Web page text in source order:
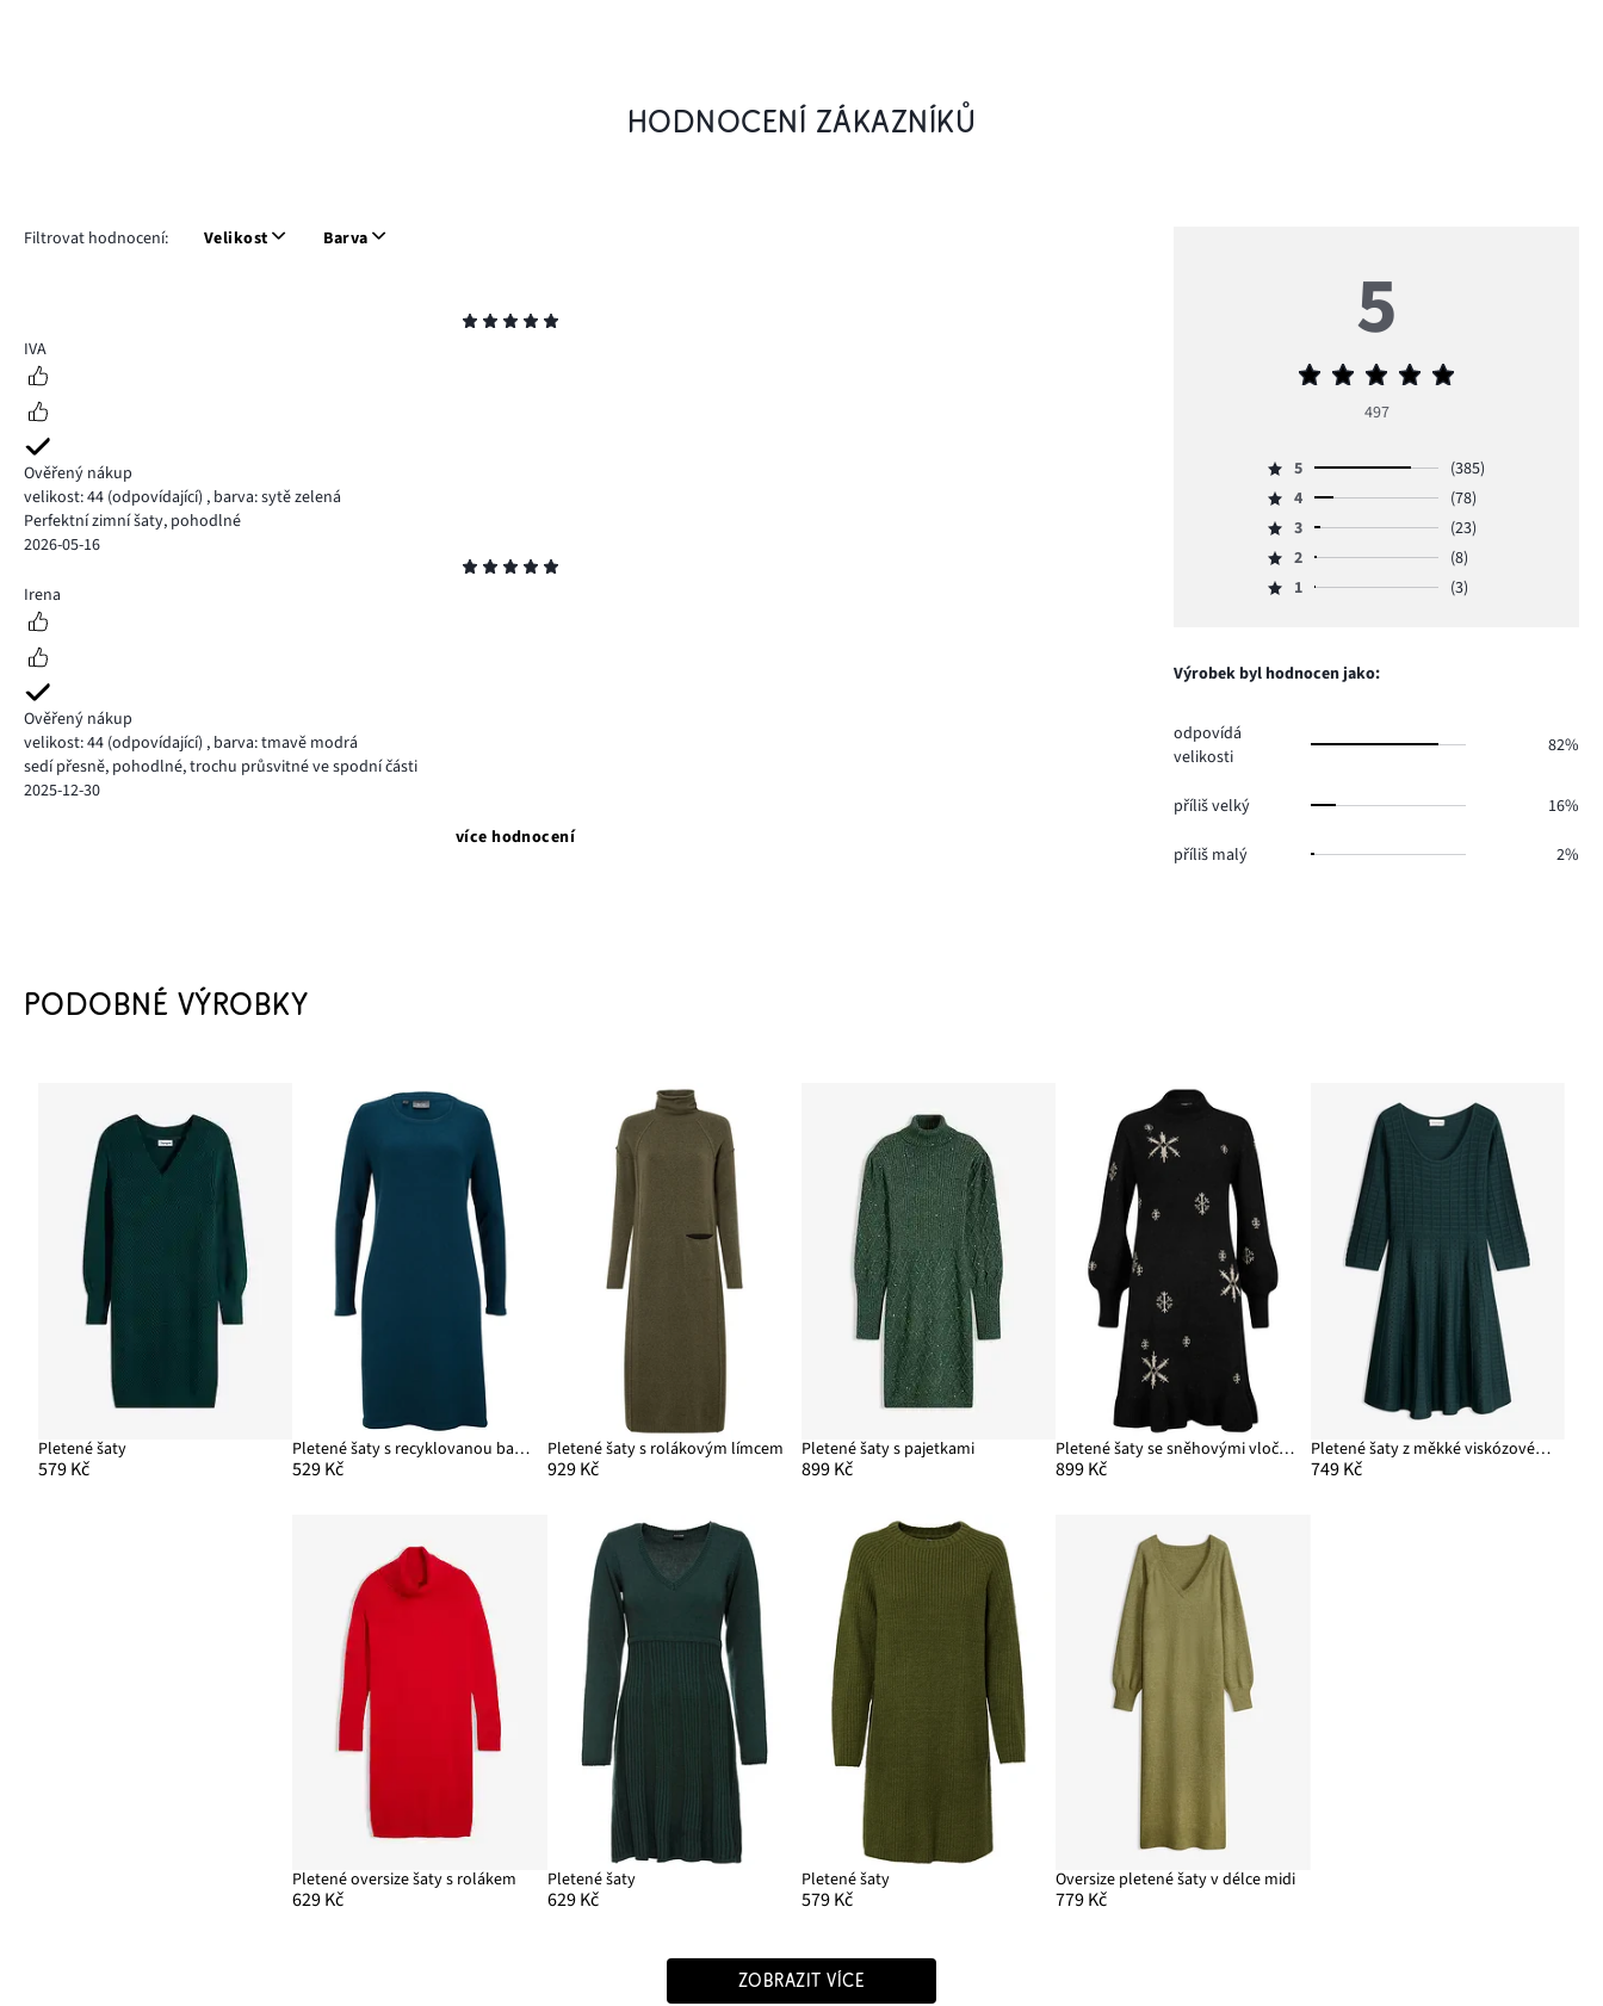
HODNOCENÍ ZÁKAZNÍKŮ
Filtrovat hodnocení: Velikost Barva
5
IVA
Ověřený nákup
velikost: 44 (odpovídající) , barva: sytě zelená
Perfektní zimní šaty, pohodlné
2026-05-16
5
Irena
Ověřený nákup
velikost: 44 (odpovídající) , barva: tmavě modrá
sedí přesně, pohodlné, trochu průsvitné ve spodní části
2025-12-30
více hodnocení
5
Průměrné
5
497
Hodnocení
5,
počet
hlasů
5
(385)
Hodnocení
4,
počet
hlasů
4
(78)
Hodnocení
3,
počet
3
(23)
Hodnocení
2,
8.
2
(8)
Hodnocení
hlasů
1 (3)
Výrobek byl hodnocen jako:
odpovídá
velikosti
82%
příliš velký 16%
příliš malý 2%
PODOBNÉ VÝROBKY
Pletené šaty
579 Kč
Pletené šaty s recyklovanou bavlnou
529 Kč
Pletené šaty s rolákovým límcem
929 Kč
Pletené šaty s pajetkami
899 Kč
Pletené šaty se sněhovými vločkami
899 Kč
Pletené šaty z měkké viskózové směsi
749 Kč
Pletené oversize šaty s rolákem
629 Kč
Pletené šaty
629 Kč
Pletené šaty
579 Kč
Oversize pletené šaty v délce midi
779 Kč
ZOBRAZIT VÍCE